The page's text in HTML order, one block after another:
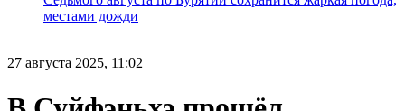
местами дожди
27 августа 2025, 11:02